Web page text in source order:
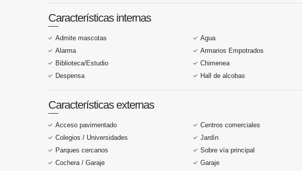
Características internas
Admite mascotas Agua
Alarma
Armarios Empotrados
Biblioteca/Estudio
Chimenea
Despensa
Hall de alcobas
Características externas
Acceso pavimentado Centros comerciales
Colegios / Universidades
Jardín
Parques cercanos
Sobre vía principal
Cochera / Garaje
Garaje